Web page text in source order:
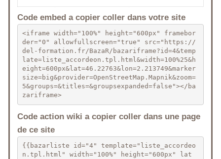
Code embed a copier coller dans votre site
<iframe width="100%" height="600px" framebor
der="0" allowfullscreen="true" src="https://
del-formation.fr/BazaR/bazariframe?id=4&temp
late=liste_accordeon.tpl.html&width=100%25&h
eight=600px&lat=46.22763&lon=2.213749&marker
size=big&provider=OpenStreetMap.Mapnik&zoom=
5&groups=&titles=&groupsexpanded=false"></ba
zariframe>
Code action wiki a copier coller dans une page
de ce site
{{bazarliste id="4" template="liste_accordeo
n.tpl.html" width="100%" height="600px" lat